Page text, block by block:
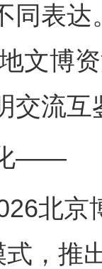
表达
文博
交流互
——
北京
式，